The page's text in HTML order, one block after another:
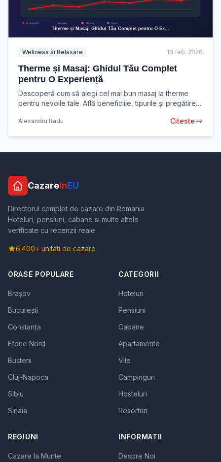
Wellness si Relaxare 18 feb. 2026
Therme și Masaj: Ghidul Tău Complet
pentru O Experiență
Descoperă cum să alegi cel mai bun masaj la therme
pentru nevoile tale. Află beneficiile, tipurile și pregătirea
Alexandru Radu Citeste
CazareInEU
Directorul complet de cazare din Romania.
Hoteluri, pensiuni, cabane si multe altele
verificate cu recenzii reale.
6.400+ unitati de cazare
ORASE POPULARE
Brașov
București
Constanța
Eforie Nord
Bușteni
Cluj-Napoca
Sibiu
Sinaia
CATEGORII
Hoteluri
Pensiuni
Cabane
Apartamente
Vile
Campinguri
Hosteluri
Resorturi
REGIUNI
Cazare la Munte
INFORMATII
Despre Noi